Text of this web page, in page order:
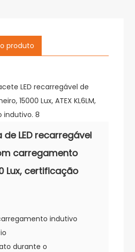
produto
LED recarregável
carregamento
Lux, certificação
indutivo
durante o